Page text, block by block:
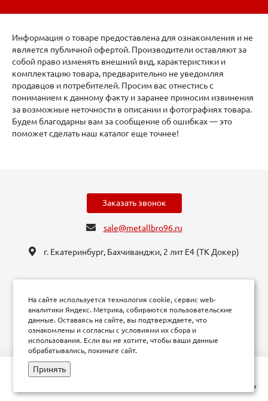
Сравнение
Информация о товаре предоставлена для ознакомления и не
является публичной офертой. Производители оставляют за
собой право изменять внешний вид, характеристики и
комплектацию товара, предварительно не уведомляя
продавцов и потребителей. Просим вас отнестись с
пониманием к данному факту и заранее приносим извинения
за возможные неточности в описании и фотографиях товара.
Будем благодарны вам за сообщение об ошибках — это
поможет сделать наш каталог еще точнее!
Заказать звонок
sale@metallbro96.ru
г. Екатеринбург, ​Бахчиванджи, 2 лит Е4 (ТК Докер​)
Каталог товаров
Контакты
На сайте используется технология cookie, сервис web-
аналитики Яндекс. Метрика, собираются пользовательские
данные. Оставаясь на сайте, вы подтверждаете, что
ознакомлены и согласны с условиями их сбора и
использования. Если вы не хотите, чтобы ваши данные
обрабатывались, покиньте сайт.
Принять